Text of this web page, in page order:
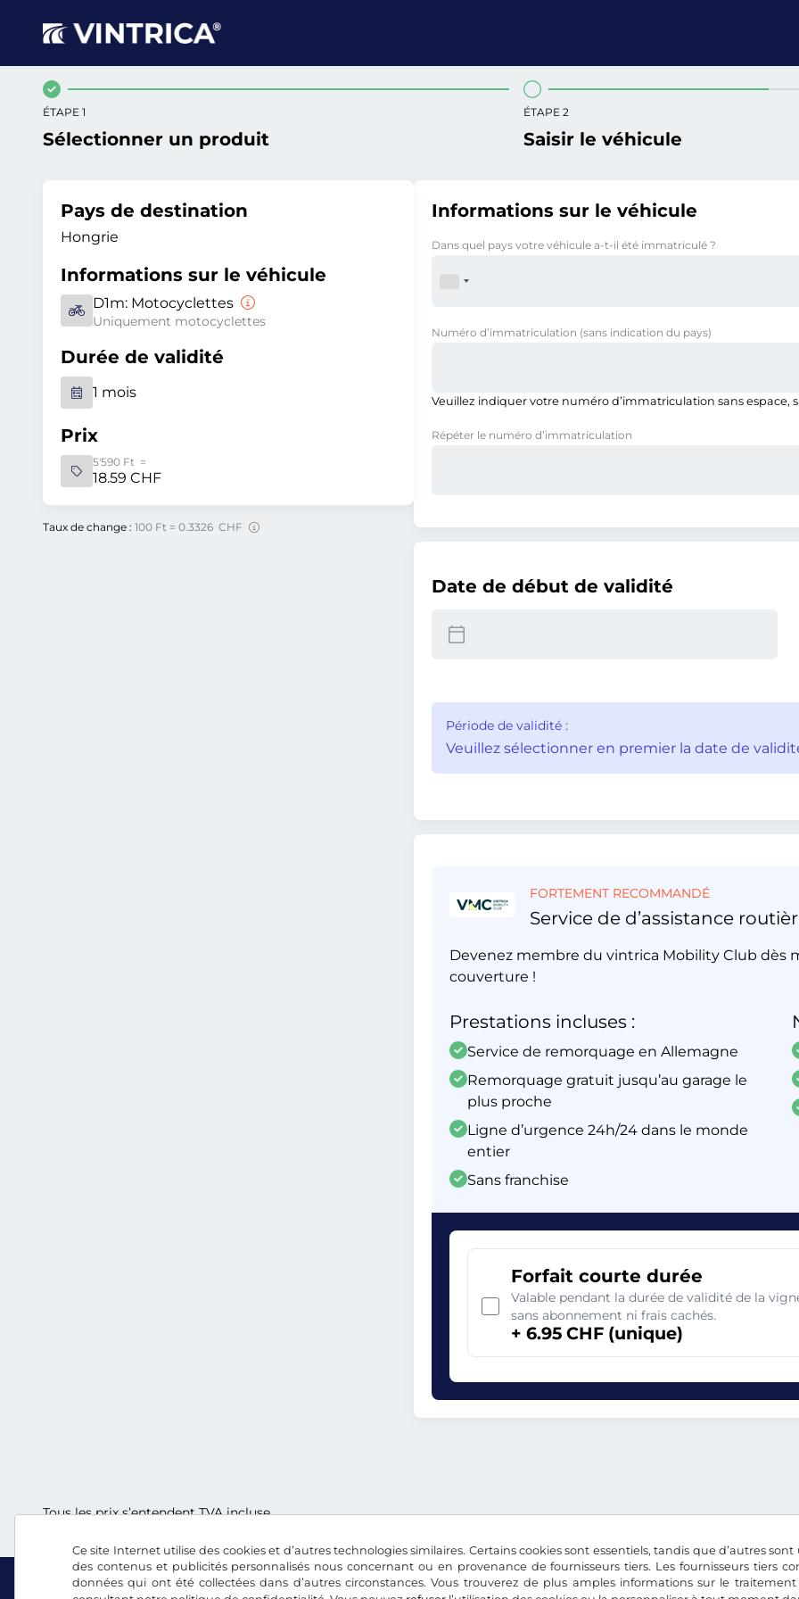
Ce site Internet utilise des cookies et d’autres technologies similaires. Certains cookies sont essentiels, tandis que d’autres
des contenus et publicités personnalisés nous concernant ou en provenance de fournisseurs tiers. Les fournisseurs tiers
données qui ont été collectées dans d’autres circonstances. Vous trouverez de plus amples informations sur le
ÉTAPE 1
Sélectionner un produit
ÉTAPE 2
Saisir le véhicule
Pays de destination
Hongrie
Informations sur le véhicule
D1m: Motocyclettes
Uniquement motocyclettes
Durée de validité
1 mois
Prix
5'590 Ft =
18.59 CHF
Taux de change : 100 Ft = 0.3326 CHF
Informations sur le véhicule
Dans quel pays votre véhicule a-t-il été immatriculé ?
Numéro d’immatriculation (sans indication du pays)
Veuillez indiquer votre numéro d’immatriculation sans espace,
Répéter le numéro d’immatriculation
Date de début de validité
Période de validité :
Veuillez sélectionner en premier la date de
FORTEMENT RECOMMANDÉ
Service de d’assistance
Devenez membre du vintrica Mobility Club dès
couverture !
Prestations incluses :
Service de remorquage en Allemagne
Remorquage gratuit jusqu’au garage le
plus proche
Ligne d’urgence 24h/24 dans le monde
entier
Sans franchise
Forfait courte durée
Valable pendant la durée de validité de la
sans abonnement ni frais cachés.
+ 6.95 CHF (unique)
Tous les prix s’entendent TVA incluse.